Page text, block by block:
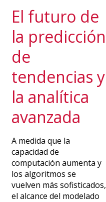
El futuro de
la predicción
de
tendencias y
la analítica
avanzada
A medida que la
capacidad de
computación aumenta y
los algoritmos se
vuelven más sofisticados,
el alcance del modelado